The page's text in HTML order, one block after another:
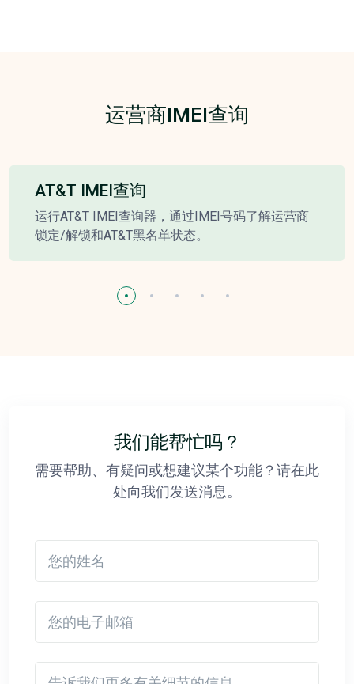
运营商IMEI查询
AT&T IMEI查询
运行AT&T IMEI查询器，通过IMEI号码了解运营商
锁定/解锁和AT&T黑名单状态。
我们能帮忙吗？
需要帮助、有疑问或想建议某个功能？请在此
处向我们发送消息。